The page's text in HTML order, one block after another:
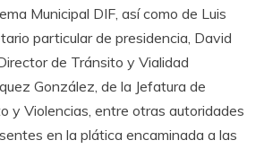
Municipal DIF, así como de Luis
particular de presidencia, David
de Tránsito y Vialidad
González, de la Jefatura de
y Violencias, entre otras autoridades
en la plática encaminada a las